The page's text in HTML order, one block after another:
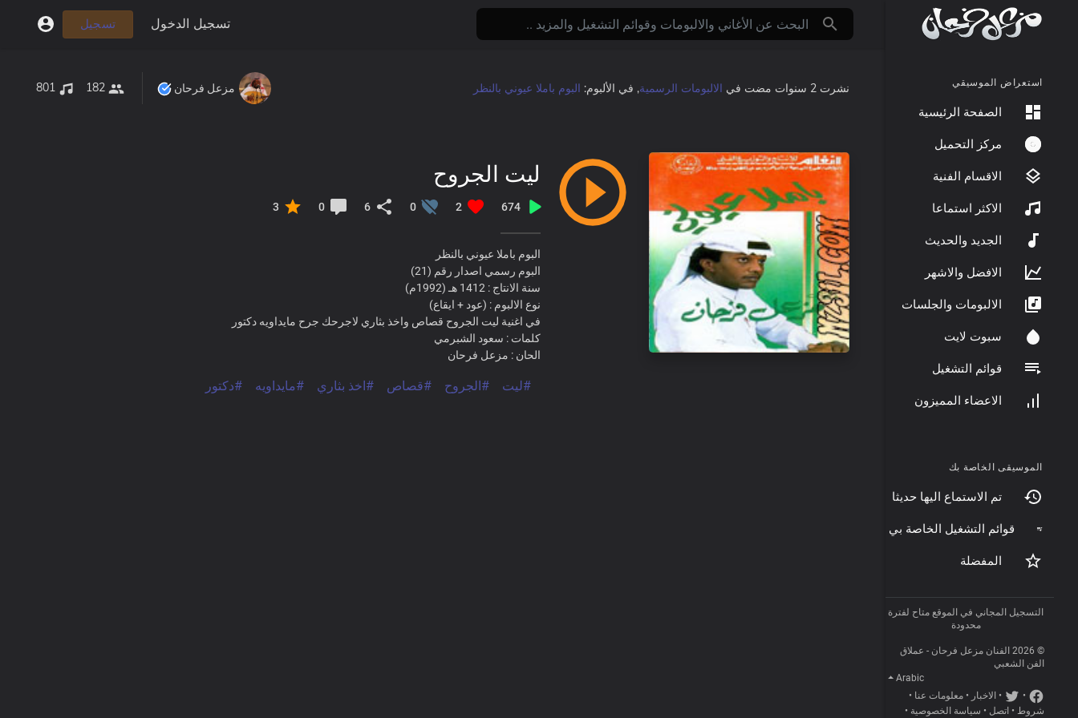
استعراض الموسيقي
الصفحة الرئيسية
مركز التحميل
الاقسام الفنية
الاكثر استماعا
الجديد والحديث
الافضل والاشهر
الالبومات والجلسات
سبوت لايت
قوائم التشغيل
الاعضاء المميزون
الموسيقى الخاصة بك
تم الاستماع اليها حديثا
قوائم التشغيل الخاصة بي
المفضلة
التسجيل المجاني في الموقع متاح لفترة
محدودة
© 2026 الفنان مزعل فرحان - عملاق
الفن الشعبي
Arabic
•
• الاخبار • معلومات عنا •
شروط • اتصل • سياسة الخصوصية •
تسجيل الدخول تسجيل
نشرت 2 سنوات مضت في الالبومات الرسمية, في الألبوم: البوم باملا عيوني بالنظر مزعل فرحان
ليت الجروح
674
2
0
6
0
3
البوم باملا عيوني بالنظر
البوم رسمي اصدار رقم (21)
سنة الانتاج : 1412 هـ (1992م)
نوع الالبوم : (عود + ايقاع)
في اغنية ليت الجروح قصاص واخذ بثاري لاجرحك جرح مايداويه دكتور
كلمات : سعود الشبرمي
الحان : مزعل فرحان
#ليت #الجروح #قصاص #اخذ بثاري #مايداويه #دكتور